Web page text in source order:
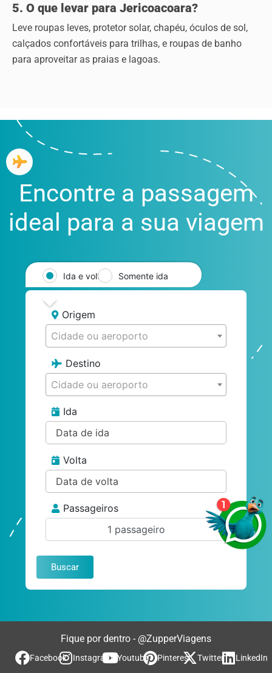
5. O que levar para Jericoacoara?
Leve roupas leves, protetor solar, chapéu, óculos de sol,
calçados confortáveis para trilhas, e roupas de banho
para aproveitar as praias e lagoas.
Encontre a passagem
ideal para a sua viagem
Ida e volta Somente ida
Origem
Cidade ou aeroporto
Destino
Cidade ou aeroporto
Ida
Volta
Passageiros
1 passageiro
Buscar
Fique por dentro - @ZupperViagens
Facebook Instagram Youtube Pinterest Twitter LinkedIn